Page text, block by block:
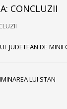
CONCLUZII
JUDETEAN DE